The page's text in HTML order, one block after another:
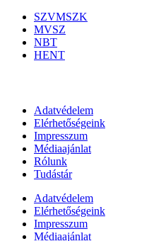
SZVMSZK
MVSZ
NBT
HENT
Adatvédelem
Elérhetőségeink
Impresszum
Médiaajánlat
Rólunk
Tudástár
Adatvédelem
Elérhetőségeink
Impresszum
Médiaajánlat